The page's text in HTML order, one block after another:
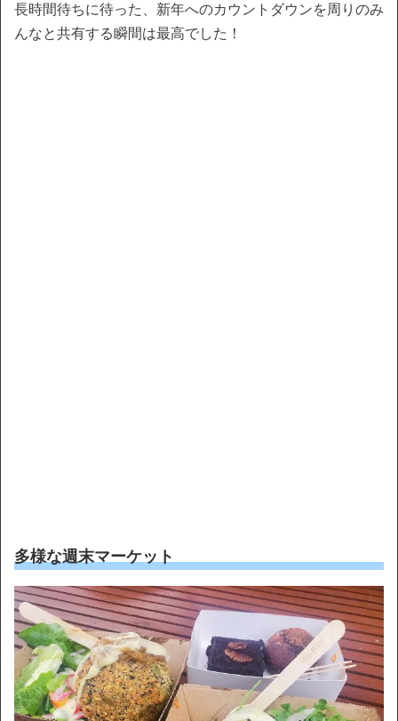
長時間待ちに待った、新年へのカウントダウンを周りのみ
んなと共有する瞬間は最高でした！
多様な週末マーケット